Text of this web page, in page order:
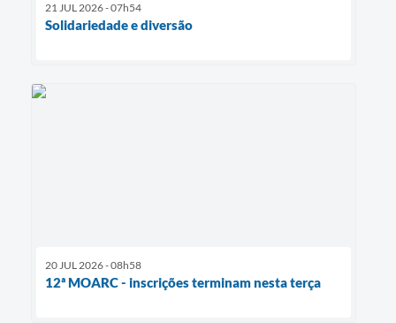
21 JUL 2026 - 07h54
Solidariedade e diversão
20 JUL 2026 - 08h58
12ª MOARC - inscrições terminam nesta terça